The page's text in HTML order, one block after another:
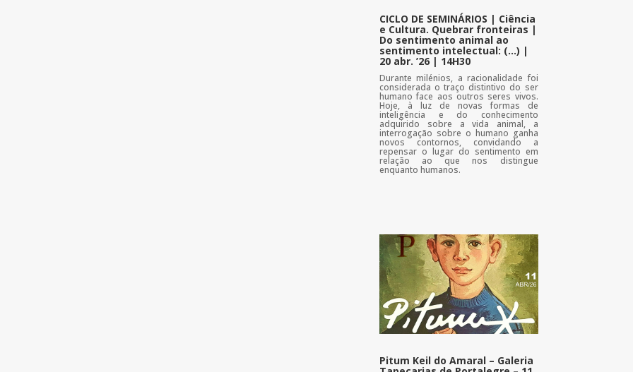
CICLO DE SEMINÁRIOS | Ciência
e Cultura. Quebrar fronteiras |
Do sentimento animal ao
sentimento intelectual: (…) |
20 abr. ’26 | 14H30
Durante milénios, a racionalidade foi
considerada o traço distintivo do ser
humano face aos outros seres vivos.
Hoje, à luz de novas formas de
inteligência e do conhecimento
adquirido sobre a vida animal, a
interrogação sobre o humano ganha
novos contornos, convidando a
repensar o lugar do sentimento em
relação ao que nos distingue
enquanto humanos.
Pitum Keil do Amaral – Galeria